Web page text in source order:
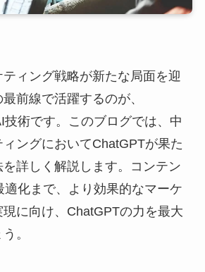
ィング戦略が新たな局面を迎
前線で活躍するのが、
技術です。このブログでは、中
ングにおいてChatGPTが果た
詳しく解説します。コンテン
適化まで、より効果的なマーケ
に向け、ChatGPTの力を最大
。